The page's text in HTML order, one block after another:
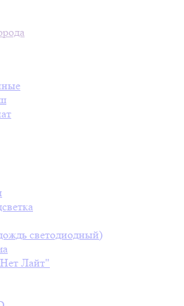
светодиодный)
Лайт"